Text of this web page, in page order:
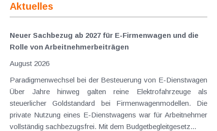
Aktuelles
Neuer Sachbezug ab 2027 für E-Firmenwagen und die
Rolle von Arbeitnehmer​­beiträgen
August 2026
Paradigmenwechsel bei der Besteuerung von E-Dienstwagen
Über Jahre hinweg galten reine Elektrofahrzeuge als
steuerlicher Goldstandard bei Firmenwagenmodellen. Die
private Nutzung eines E-Dienstwagens war für Arbeitnehmer
vollständig sachbezugsfrei. Mit dem Budgetbegleitgesetz...